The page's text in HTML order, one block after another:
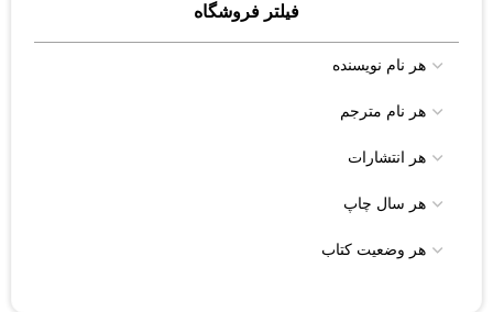
فیلتر فروشگاه